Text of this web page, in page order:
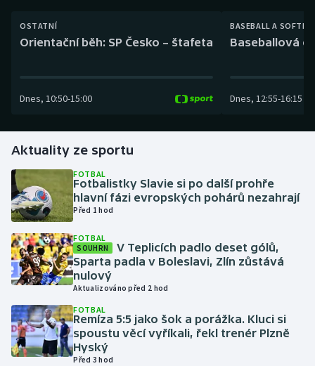
Dostihy
Gymnastika
Házená
Jezdectví
Judo
Krasobruslení
Lezení
Lyže a snowboard
OSTATNÍ
Orientační běh: SP Česko – štafeta
Dnes, 10:50-15:00
BASEBALL A
Baseballová
Dnes, 12:55-16:15
Aktuality ze sportu
FOTBAL
Fotbalistky Slavie si po další prohře
hlavní fázi evropských pohárů nezahrají
Před 1 hod
FOTBAL
SOUHRN
V Teplicích padlo deset gólů,
Sparta padla v Boleslavi, Zlín zůstává
nulový
Aktualizováno před 2 hod
FOTBAL
Remíza 5:5 jako šok a porážka. Kluci si
spoustu věcí vyříkali, řekl trenér Plzně
Hyský
Před 3 hod